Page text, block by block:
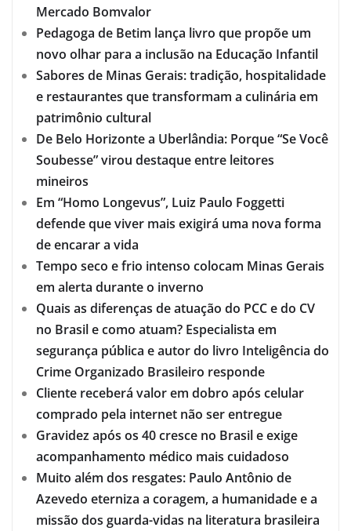
Mercado Bomvalor
Pedagoga de Betim lança livro que propõe um
novo olhar para a inclusão na Educação Infantil
Sabores de Minas Gerais: tradição, hospitalidade
e restaurantes que transformam a culinária em
patrimônio cultural
De Belo Horizonte a Uberlândia: Porque “Se Você
Soubesse” virou destaque entre leitores
mineiros
Em “Homo Longevus”, Luiz Paulo Foggetti
defende que viver mais exigirá uma nova forma
de encarar a vida
Tempo seco e frio intenso colocam Minas Gerais
em alerta durante o inverno
Quais as diferenças de atuação do PCC e do CV
no Brasil e como atuam? Especialista em
segurança pública e autor do livro Inteligência do
Crime Organizado Brasileiro responde
Cliente receberá valor em dobro após celular
comprado pela internet não ser entregue
Gravidez após os 40 cresce no Brasil e exige
acompanhamento médico mais cuidadoso
Muito além dos resgates: Paulo Antônio de
Azevedo eterniza a coragem, a humanidade e a
missão dos guarda-vidas na literatura brasileira